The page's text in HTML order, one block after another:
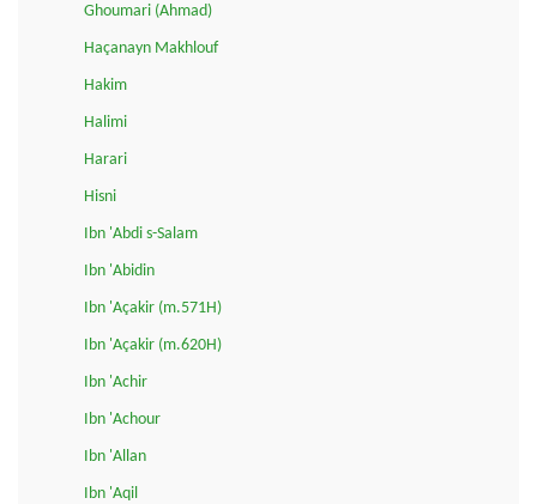
Ghoumari (Ahmad)
Haçanayn Makhlouf
Hakim
Halimi
Harari
Hisni
Ibn 'Abdi s-Salam
Ibn 'Abidin
Ibn 'Açakir (m.571H)
Ibn 'Açakir (m.620H)
Ibn 'Achir
Ibn 'Achour
Ibn 'Allan
Ibn 'Aqil